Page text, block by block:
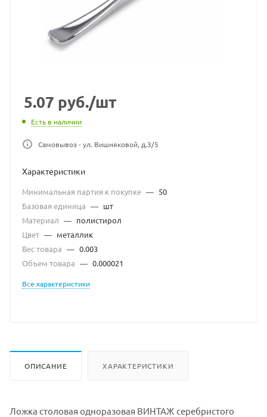
5.07 руб./шт
Есть в наличии
Самовывоз - ул. Вишняковой, д.3/5
Характеристики
Минимальная партия к покупке — 50
Базовая единица — шт
Материал — полистирол
Цвет — металлик
Вес товара — 0.003
Объем товара — 0.000021
Все характеристики
ОПИСАНИЕ ХАРАКТЕРИСТИКИ
Ложка столовая одноразовая ВИНТАЖ серебристого